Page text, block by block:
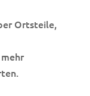
Ortsteile,